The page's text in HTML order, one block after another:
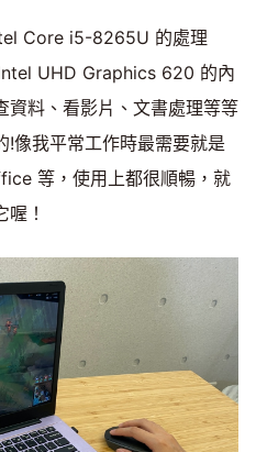
Core i5-8265U 的處理
UHD Graphics 620 的內
資料、看影片、文書處理等等
!像我平常工作時最需要就是
等，使用上都很順暢，就
！